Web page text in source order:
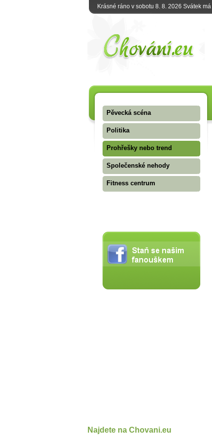
Krásné ráno v sobotu 8. 8. 2026 Svátek má
Pěvecká scéna
Politika
Prohřešky nebo trend
Společenské nehody
Fitness centrum
Najdete na Chovani.eu